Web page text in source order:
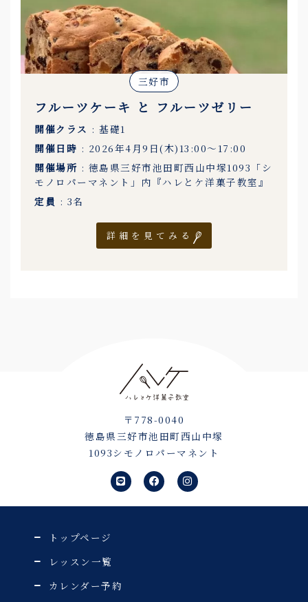
三好市
フルーツケーキ と フルーツゼリー
開催クラス : 基礎1
開催日時 : 2026年4月9日(木)13:00〜17:00
開催場所 : 徳島県三好市池田町西山中塚1093「シ
モノロパーマネント」内『ハレとケ洋菓子教室』
定員 : 3名
詳細を見てみる
〒778-0040
徳島県三好市池田町西山中塚
1093シモノロパーマネント
L
i
n
e
F
a
c
e
I
n
s
t
トップページ
レッスン一覧
カレンダー予約